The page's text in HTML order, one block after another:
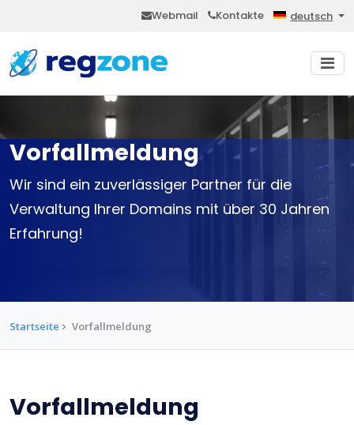
Webmail Kontakte deutsch
Vorfallmeldung
Wir sind ein zuverlässiger Partner für die
Verwaltung Ihrer Domains mit über 30 Jahren
Erfahrung!
Startseite Vorfallmeldung
Vorfallmeldung